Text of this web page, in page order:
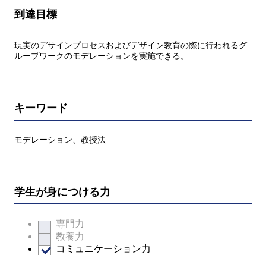
到達目標
現実のデサインプロセスおよびデザイン教育の際に行われるグ
ループワークのモデレーションを実施できる。
キーワード
モデレーション、教授法
学生が身につける力
専門力
教養力
コミュニケーション力